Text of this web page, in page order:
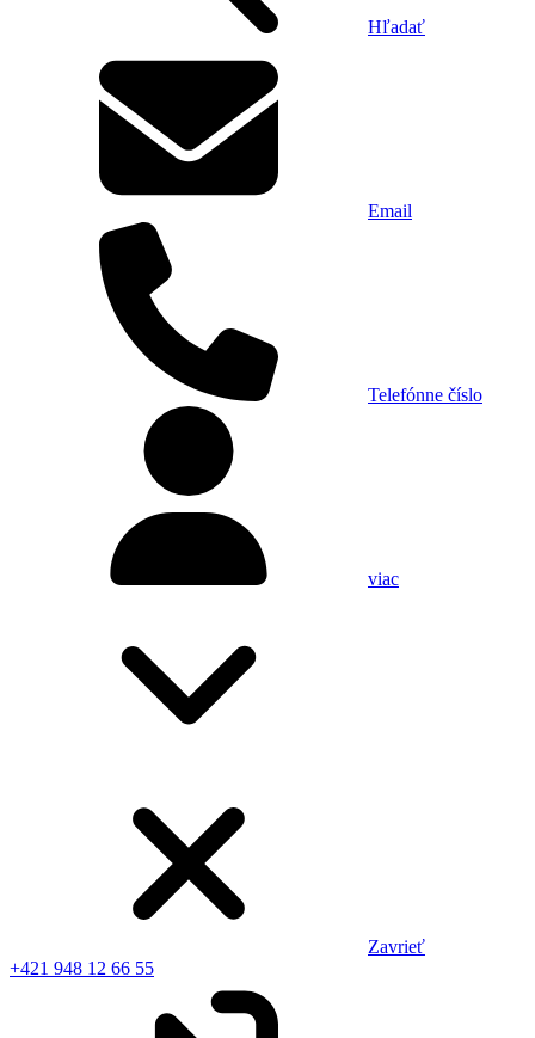
Hľadať
Email
Telefónne číslo
viac
Zavrieť
+421 948 12 66 55